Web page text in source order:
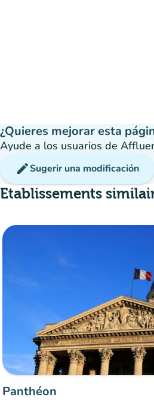
¿Quieres mejorar esta
Ayude a los usuarios de
editSugerir una modificación
Etablissements
Panthéon